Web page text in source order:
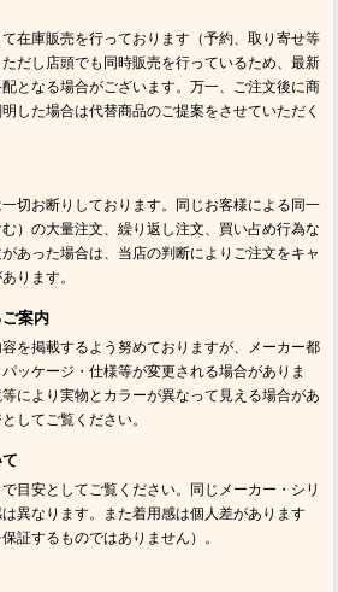
在庫販売を行っております（予約、取り寄せ等
だし店頭でも同時販売を行っているため、最新
となる場合がございます。万一、ご注文後に商
した場合は代替商品のご提案をさせていただく
切お断りしております。同じお客様による同一
）の大量注文、繰り返し注文、買い占め行為な
あった場合は、当店の判断によりご注文をキャ
ります。
案内
を掲載するよう努めておりますが、メーカー都
ッケージ・仕様等が変更される場合がありま
により実物とカラーが異なって見える場合があ
してご覧ください。
目安としてご覧ください。同じメーカー・シリ
異なります。また着用感は個人差があります
証するものではありません）。